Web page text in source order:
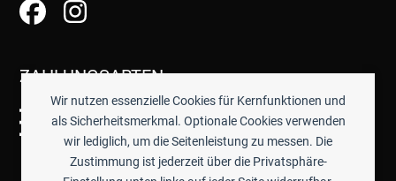
Wir nutzen essenzielle Cookies für Kernfunktionen und
als Sicherheitsmerkmal. Optionale Cookies verwenden
wir lediglich, um die Seitenleistung zu messen. Die
Zustimmung ist jederzeit über die Privatsphäre-
ZAHLUNGSARTEN